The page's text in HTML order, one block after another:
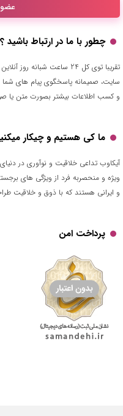
چطور با ما در ارتباط باشید ؟
تقریبا توی کل 24 ساعت
سایت، صمیمانه پاسخگوی پیام های شما
و کسب اطلاعات بیشتر بصورت متن یا
ما کی هستیم و چیکار
آیکاوب تداعی خلاقیت و نوآوری در
ویژه و منحصربه فرد از ویژگی های
و ایرانی هستند که با ذوق و خلاقیت
پرداخت امن